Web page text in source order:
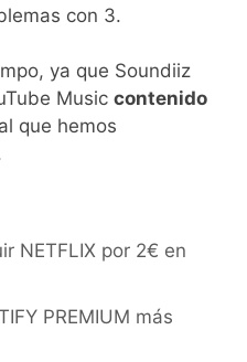
con 3.
ya que Soundiiz
Music contenido
al que hemos
NETFLIX por 2€ en
PREMIUM más